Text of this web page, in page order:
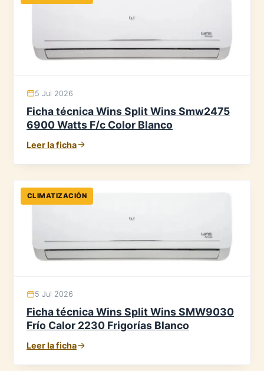
5 Jul 2026
Ficha técnica Wins Split Wins Smw2475
6900 Watts F/c Color Blanco
Leer la ficha
CLIMATIZACIÓN
5 Jul 2026
Ficha técnica Wins Split Wins SMW9030
Frío Calor 2230 Frigorías Blanco
Leer la ficha